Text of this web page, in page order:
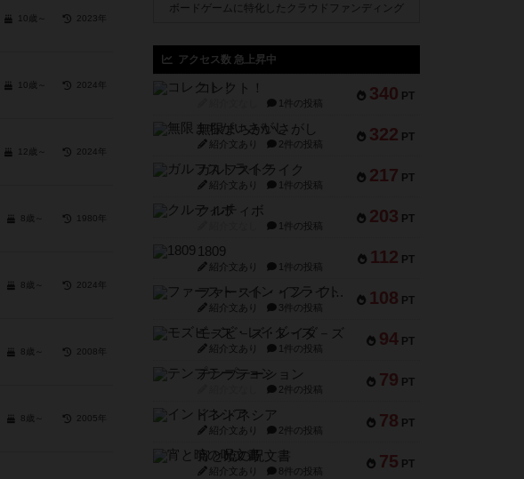
10歳～ 2023年
10歳～ 2024年
12歳～ 2024年
8歳～ 1980年
8歳～ 2024年
8歳～ 2008年
8歳～ 2005年
ボードゲームに特化したクラウドファンディング
アクセス数 急上昇中
340 PT
コレクト！
1件の投稿
322 PT
無限まちがいさがし
紹介文あり 2件の投稿
217 PT
ガルフストライク
紹介文あり 1件の投稿
203 PT
クルティボ
1件の投稿
112 PT
1809
紹介文あり 1件の投稿
108 PT
ファースト・イン・フライト
紹介文あり 3件の投稿
94 PT
モズビ－ズ・レイダ－ズ
紹介文あり 1件の投稿
79 PT
テンプテーション
2件の投稿
78 PT
インドネシア
紹介文あり 2件の投稿
75 PT
宵と暁の呪文書
紹介文あり 8件の投稿